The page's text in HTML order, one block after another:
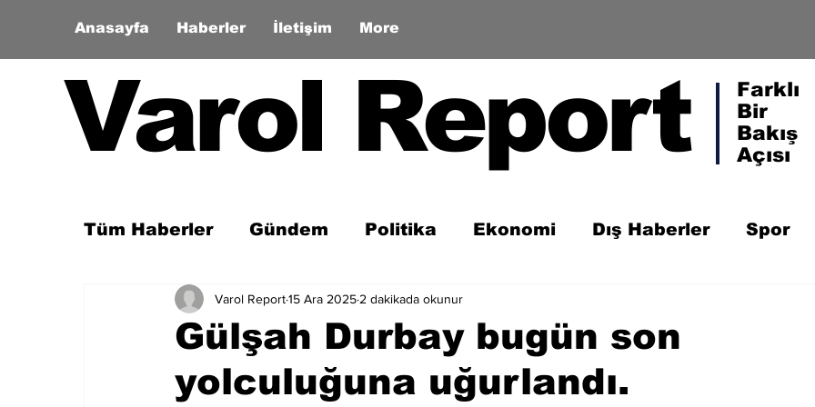
Anasayfa Haberler İletişim More
Varol Report
Farklı
Bir
Bakış
Açısı
Tüm Haberler Gündem Politika Ekonomi Dış Haberler Spor
Son Dakika Zaman Tüneli
Gülşah Durbay bugün son
yolculuğuna uğurlandı.
Varol Report15 Ara 2025 2 dakikada okunur